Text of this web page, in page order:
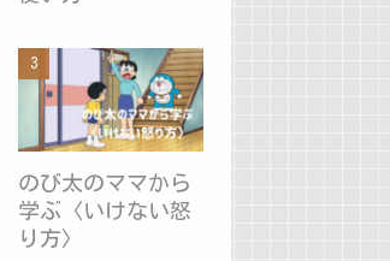
のび太のママから
学ぶ〈いけない怒
り方〉